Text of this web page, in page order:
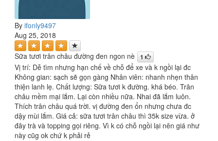
By ifonly9497
Aug 25, 2018
Sữa tươi trân châu đường đen ngon nè 1
Vị trí: Dễ tìm nhưng hạn chế về chỗ để xe và k ngồi lại đc
Không gian: sạch sẽ gọn gàng Nhân viên: nhanh nhẹn thân
thiện lanh lẹ. Chất lượng: Sữa tươi k đường. khá béo. Trân
châu mềm mại lắm. Lại còn nhiều nữa. Nhai đã lắm luôn.
Thích trân châu quá trời. vị đường đen ổn nhưng chưa đc
dậy mùi lắm. Giá cả: sữa tươi trân châu thì 35k size vừa. ở
đây trà và topping gọi riêng. Vì k có chỗ ngồi lại nên giá như
này cũg ok chứ k phải rẻ